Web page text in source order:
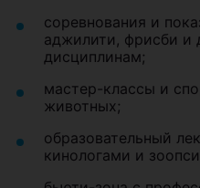
соревнования и
аджилити, фрисби и
дисциплинам;
мастер-классы и
животных;
образовательный
кинологами и